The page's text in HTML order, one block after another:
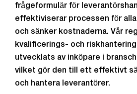
frågeformulär för
effektiviserar processen för
och sänker kostnaderna. Vår
kvalificerings- och
utvecklats av inköpare i
vilket gör den till ett effektivt
och hantera leverantörer.